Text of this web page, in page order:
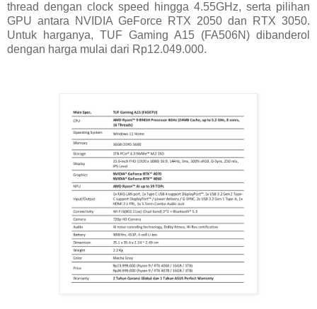
thread dengan clock speed hingga 4.55GHz, serta pilihan
GPU antara NVIDIA GeForce RTX 2050 dan RTX 3050.
Untuk harganya, TUF Gaming A15 (FA506N) dibanderol
dengan harga mulai dari Rp12.049.000.